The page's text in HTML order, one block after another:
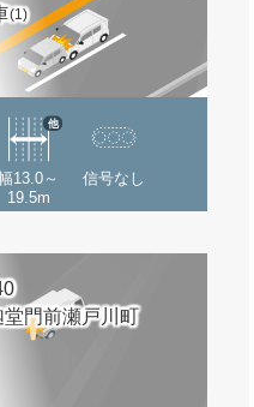
(1)
13.0～
19.5m
他
信号なし
門前瀬戸川町